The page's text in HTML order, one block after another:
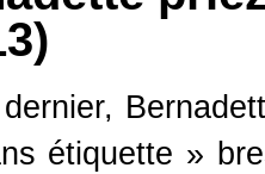
étiquette »